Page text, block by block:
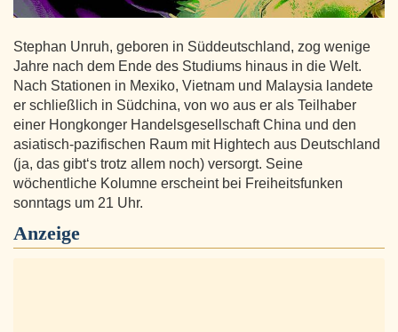
Stephan Unruh, geboren in Süddeutschland, zog wenige
Jahre nach dem Ende des Studiums hinaus in die Welt.
Nach Stationen in Mexiko, Vietnam und Malaysia landete
er schließlich in Südchina, von wo aus er als Teilhaber
einer Hongkonger Handelsgesellschaft China und den
asiatisch-pazifischen Raum mit Hightech aus Deutschland
(ja, das gibt‘s trotz allem noch) versorgt. Seine
wöchentliche Kolumne erscheint bei Freiheitsfunken
sonntags um 21 Uhr.
Anzeige